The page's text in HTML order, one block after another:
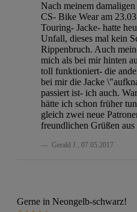
Nach meinem
CS- Bike Wear am
Touring- Jacke- hatte
Unfall, dieses mal kein
Rippenbruch. Auch
mich als bei mir hinten
toll funktioniert- die
bei mir die Jacke
passiert ist- ich auch.
hätte ich schon früher
gleich zwei neue
freundlichen Grüßen
Gerald J , 07.05.2017
Gerne in Neongelb-schwarz!